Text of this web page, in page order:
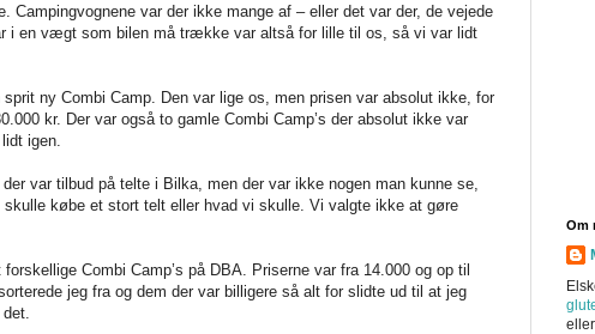
Campingvognene var der ikke mange af – eller det var der, de vejede
i en vægt som bilen må trække var altså for lille til os, så vi var lidt
ny Combi Camp. Den var lige os, men prisen var absolut ikke, for
kr. Der var også to gamle Combi Camp’s der absolut ikke var
igen.
var tilbud på telte i Bilka, men der var ikke nogen man kunne se,
købe et stort telt eller hvad vi skulle. Vi valgte ikke at gøre
Combi Camp’s på DBA. Priserne var fra 14.000 og op til
jeg fra og dem der var billigere så alt for slidte ud til at jeg
Om